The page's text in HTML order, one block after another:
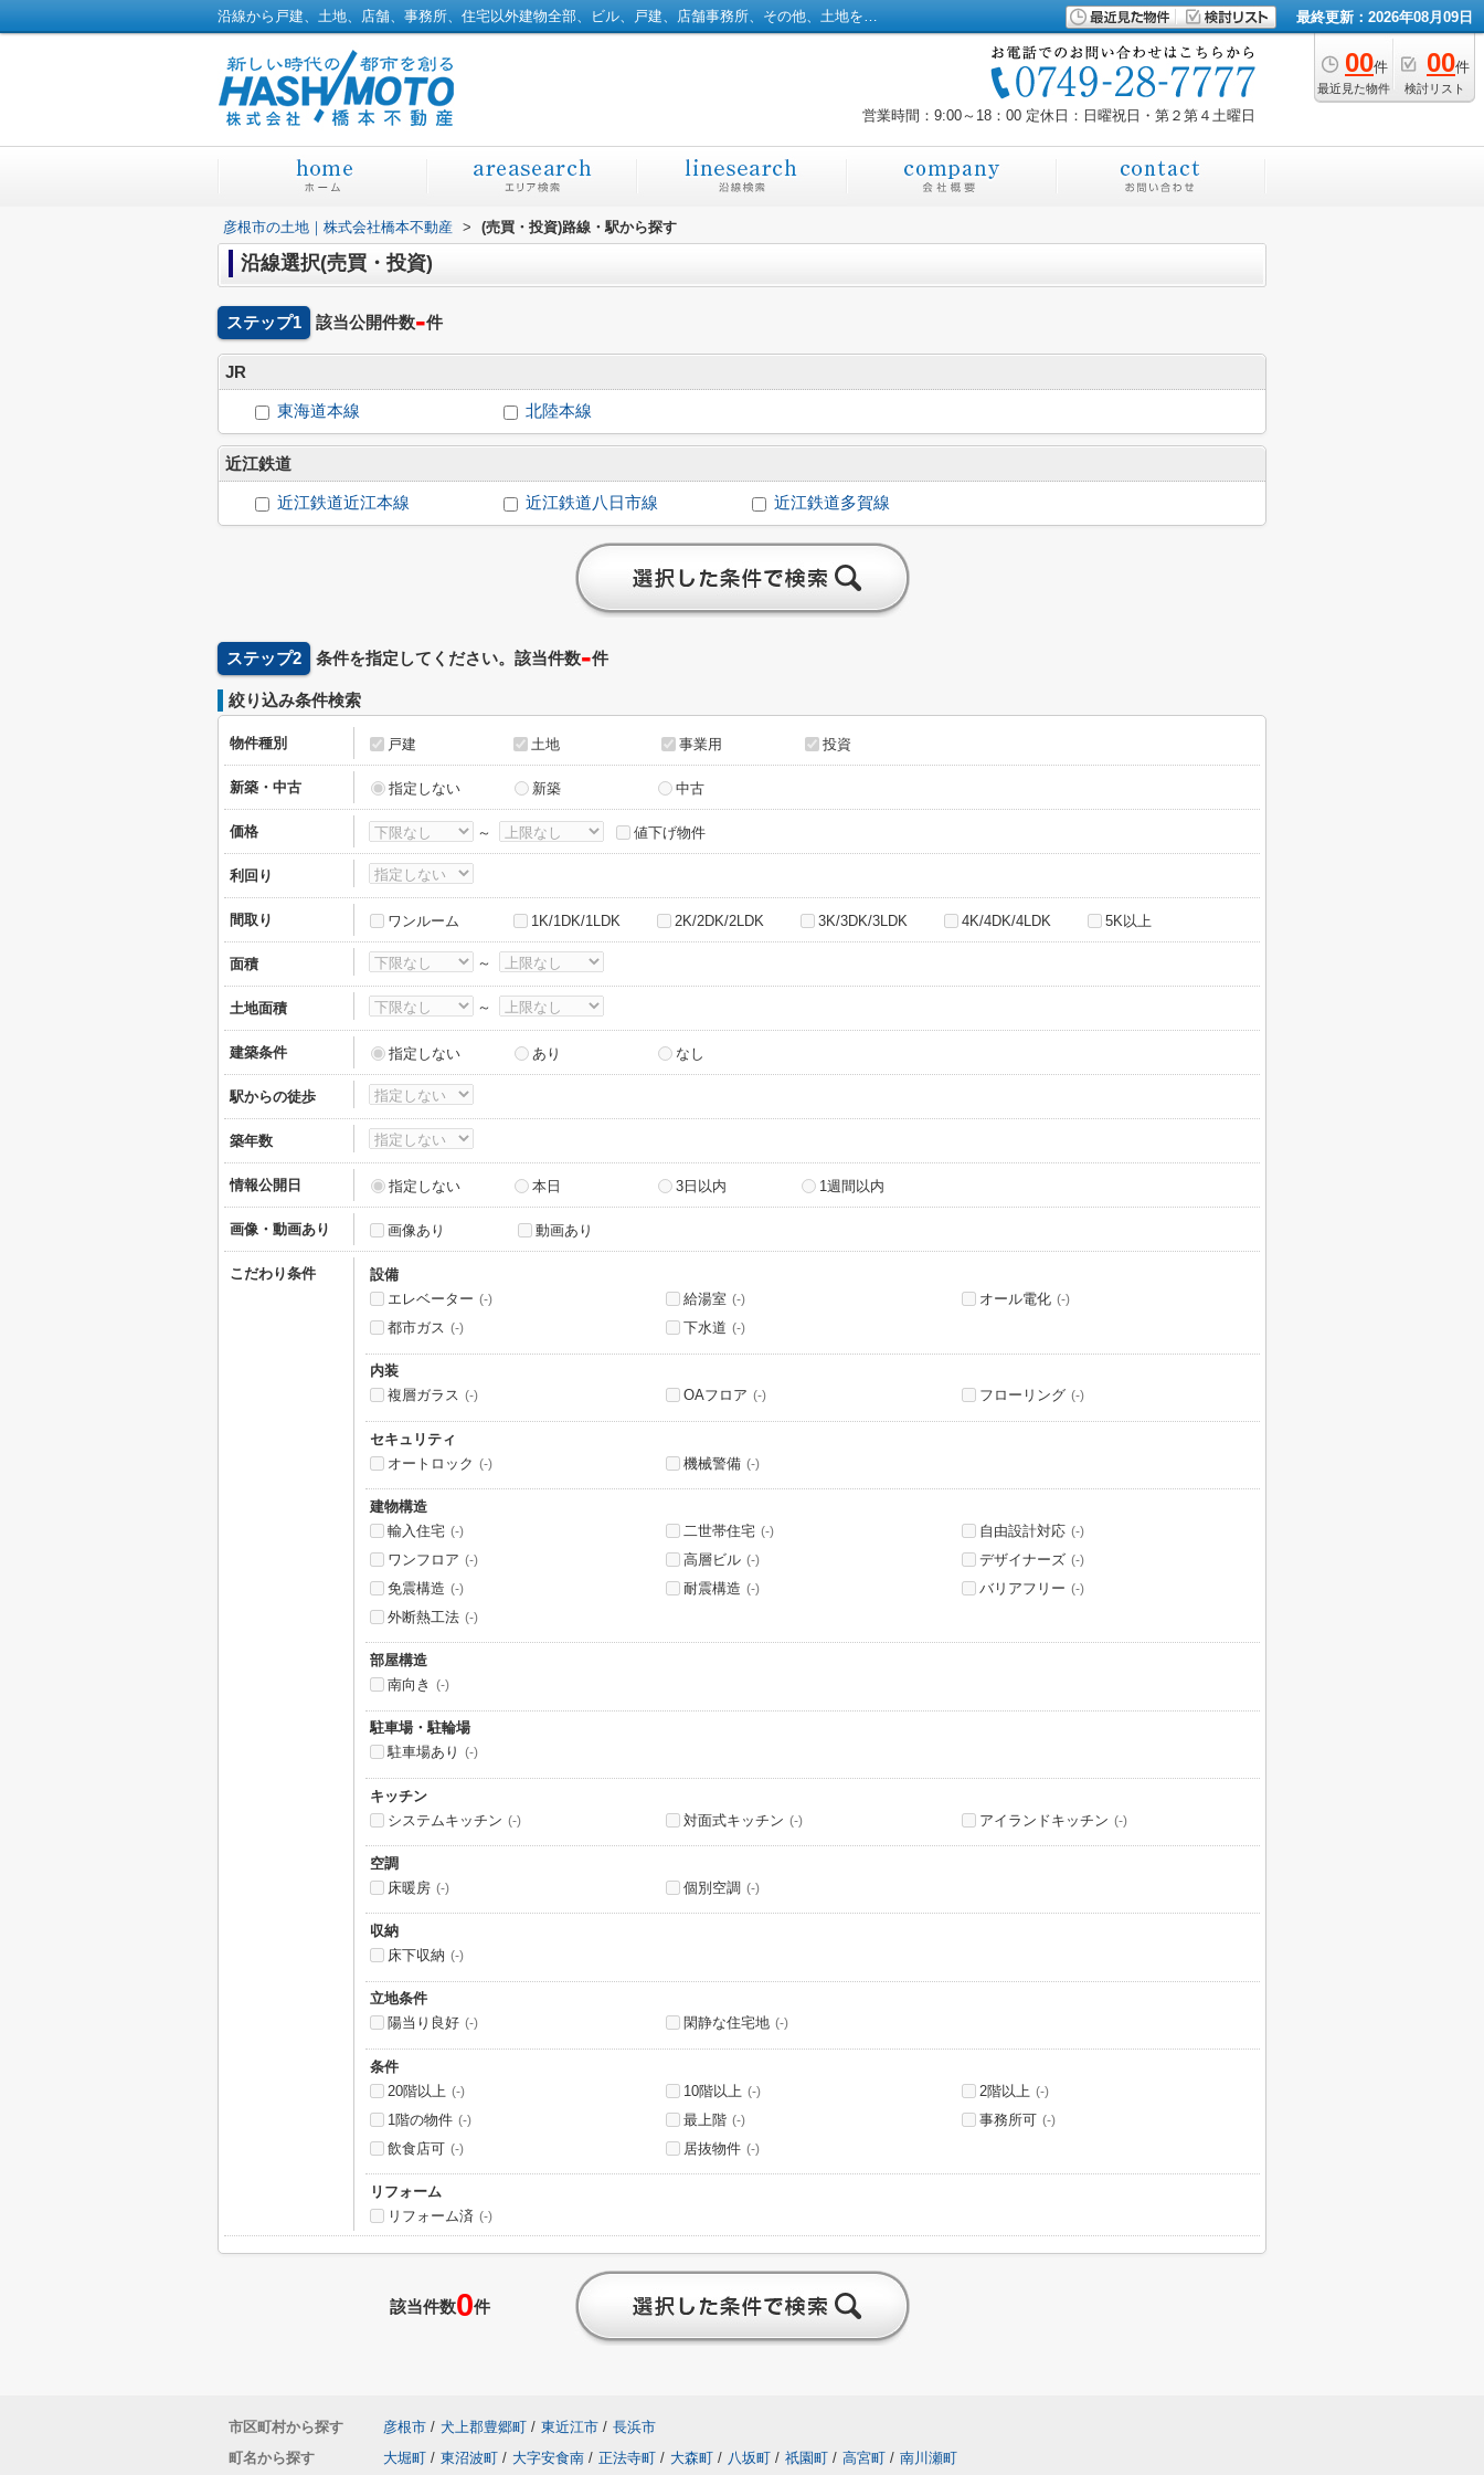
沿線から戸建、土地、店舗、事務所、住宅以外建物全部、ビル、戸建、店舗事務所、その他、土地を探す｜彦根市の土地｜株式会社橋本不動産 最終更新：2026年08月09日
00件
最近見た物件
00件
検討リスト
営業時間：9:00～18：00 定休日：日曜祝日・第２第４土曜日
彦根市の土地｜株式会社橋本不動産 > (売買・投資)路線・駅から探す
沿線選択(売買・投資)
ステップ1 該当公開件数-件
JR
東海道本線 北陸本線
近江鉄道
近江鉄道近江本線 近江鉄道八日市線 近江鉄道多賀線
ステップ2 条件を指定してください。該当件数-件
絞り込み条件検索
物件種別 戸建 土地 事業用 投資
新築・中古 指定しない 新築 中古
価格 ～ 値下げ物件
利回り
間取り ワンルーム 1K/1DK/1LDK 2K/2DK/2LDK 3K/3DK/3LDK 4K/4DK/4LDK 5K以上
面積 ～
土地面積 ～
建築条件 指定しない あり なし
駅からの徒歩
築年数
情報公開日 指定しない 本日 3日以内 1週間以内
画像・動画あり 画像あり 動画あり
こだわり条件
設備
エレベーター (-) 給湯室 (-) オール電化 (-)
都市ガス (-) 下水道 (-)
内装
複層ガラス (-) OAフロア (-) フローリング (-)
セキュリティ
オートロック (-) 機械警備 (-)
建物構造
輸入住宅 (-) 二世帯住宅 (-) 自由設計対応 (-)
ワンフロア (-) 高層ビル (-) デザイナーズ (-)
免震構造 (-) 耐震構造 (-) バリアフリー (-)
外断熱工法 (-)
部屋構造
南向き
(-)
駐車場・駐輪場
駐車場あり
(-)
キッチン
システムキッチン (-) 対面式キッチン (-) アイランドキッチン (-)
空調
床暖房 (-) 個別空調 (-)
収納
床下収納 (-)
立地条件
陽当り良好 (-) 閑静な住宅地 (-)
条件
20階以上 (-) 10階以上 (-) 2階以上 (-)
1階の物件 (-) 最上階 (-) 事務所可 (-)
飲食店可 (-) 居抜物件 (-)
リフォーム
リフォーム済 (-)
該当件数0件
市区町村から探す 彦根市 / 犬上郡豊郷町 / 東近江市 / 長浜市
町名から探す
大堀町 / 東沼波町 / 大字安食南 / 正法寺町 / 大森町 / 八坂町 / 祇園町 / 高宮町 / 南川瀬町